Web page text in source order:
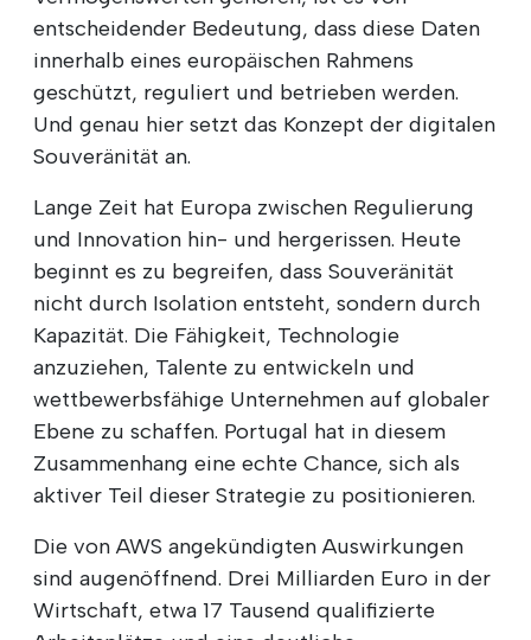
entscheidender Bedeutung, dass diese Daten
innerhalb eines europäischen Rahmens
geschützt, reguliert und betrieben werden.
Und genau hier setzt das Konzept der digitalen
Souveränität an.
Lange Zeit hat Europa zwischen Regulierung
und Innovation hin- und hergerissen. Heute
beginnt es zu begreifen, dass Souveränität
nicht durch Isolation entsteht, sondern durch
Kapazität. Die Fähigkeit, Technologie
anzuziehen, Talente zu entwickeln und
wettbewerbsfähige Unternehmen auf globaler
Ebene zu schaffen. Portugal hat in diesem
Zusammenhang eine echte Chance, sich als
aktiver Teil dieser Strategie zu positionieren.
Die von AWS angekündigten Auswirkungen
sind augenöffnend. Drei Milliarden Euro in der
Wirtschaft, etwa 17 Tausend qualifizierte